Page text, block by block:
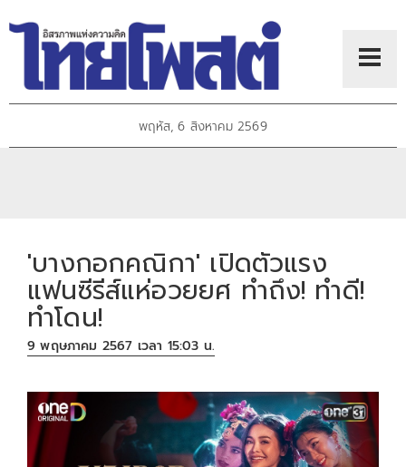
พฤหัส, 6 สิงหาคม 2569
'บางกอกคณิกา' เปิดตัวแรง
แฟนซีรีส์แห่อวยยศ ทำถึง! ทำดี!
ทำโดน!
9 พฤษภาคม 2567 เวลา 15:03 น.